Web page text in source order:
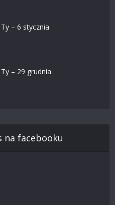
– 6 stycznia
– 29 grudnia
na facebooku